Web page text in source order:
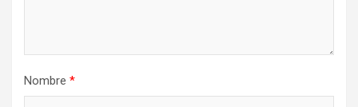
Nombre *